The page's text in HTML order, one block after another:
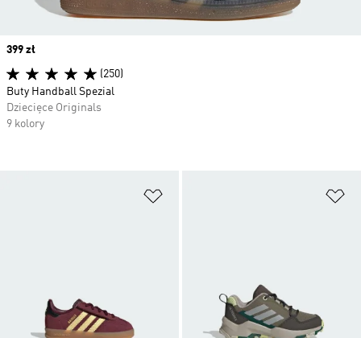
Price
399 zł
(250)
Buty Handball Spezial
Dziecięce Originals
9 kolory